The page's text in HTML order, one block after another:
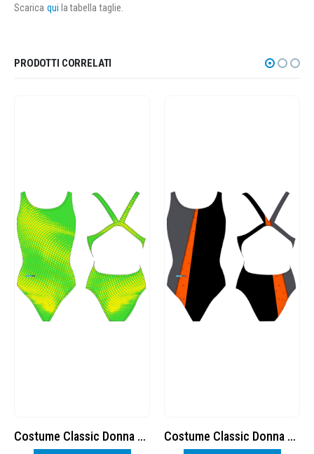
Scarica qui la tabella taglie.
PRODOTTI CORRELATI
Costume Classic Donna 4 cod. 8518482 Costume Classic Donna 6 cod. 8518482